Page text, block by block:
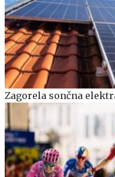
Zagorela sončna